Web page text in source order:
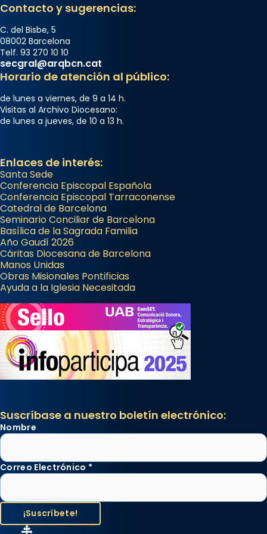
Contacto y sugerencias:
C. del Bisbe, 5
08002 Barcelona
Telf. 93 270 10 10
secgral@arqbcn.cat
Horario de atención al público:
de lunes a viernes, de 9 a 14 h.
Visitas al Archivo Diocesano:
de lunes a jueves, de 10 a 13 h.
Enlaces de interés:
Santa Sede
Conferencia Episcopal Española
Conferencia Episcopal Tarraconense
Catedral de Barcelona
Seminario Conciliar de Barcelona
Basílica de la Sagrada Familia
Año Gaudí 2026
Cáritas Diocesana de Barcelona
Manos Unidas
Obras Misionales Pontificias
Ayuda a la Iglesia Necesitada
Suscríbase a nuestro boletín electrónico:
Nombre
Correo Electrónico *